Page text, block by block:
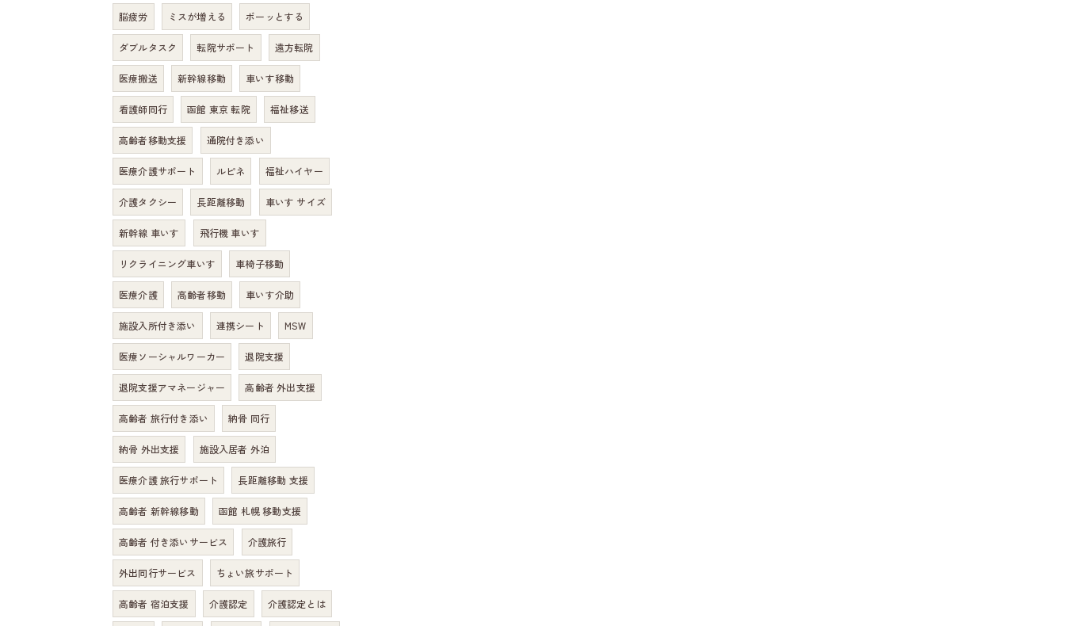
脳疲労 ミスが増える ボーッとする
ダブルタスク 転院サポート 遠方転院
医療搬送 新幹線移動 車いす移動
看護師同行 函館 東京 転院 福祉移送
高齢者移動支援 通院付き添い
医療介護サポート ルピネ 福祉ハイヤー
介護タクシー 長距離移動 車いす サイズ
新幹線 車いす 飛行機 車いす
リクライニング車いす 車椅子移動
医療介護 高齢者移動 車いす介助
施設入所付き添い 連携シート MSW
医療ソーシャルワーカー 退院支援
退院支援アマネージャー 高齢者 外出支援
高齢者 旅行付き添い 納骨 同行
納骨 外出支援 施設入居者 外泊
医療介護 旅行サポート 長距離移動 支援
高齢者 新幹線移動 函館 札幌 移動支援
高齢者 付き添いサービス 介護旅行
外出同行サービス ちょい旅サポート
高齢者 宿泊支援 介護認定 介護認定とは